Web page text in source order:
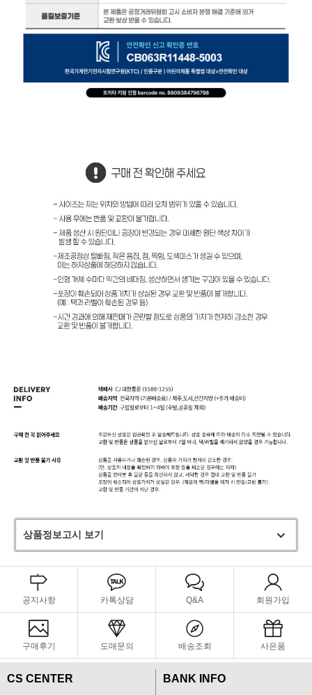
상품정보고시 보기
공지사항 카톡상담 Q&A 회원가입
구매후기 도매문의 배송조회 사은품
CS CENTER
BANK INFO